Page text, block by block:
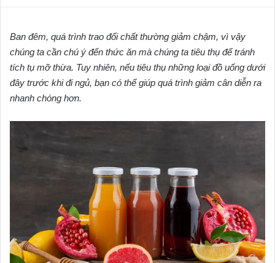
Ban đêm, quá trình trao đổi chất thường giảm chậm, vì vậy
chúng ta cần chú ý đến thức ăn mà chúng ta tiêu thụ để tránh
tích tụ mỡ thừa. Tuy nhiên, nếu tiêu thụ những loại đồ uống dưới
đây trước khi đi ngủ, bạn có thể giúp quá trình giảm cân diễn ra
nhanh chóng hơn.